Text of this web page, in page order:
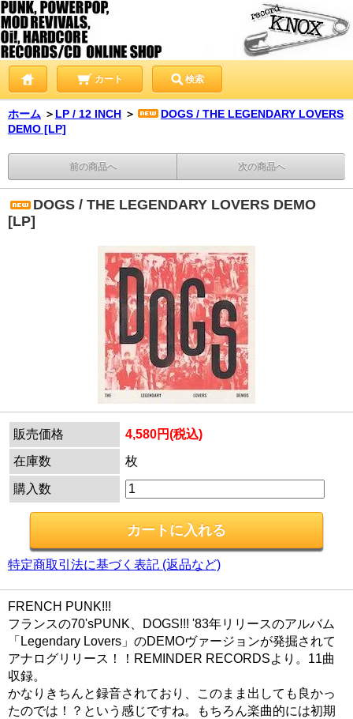
カート 検索
ホーム ＞ LP / 12 INCH ＞
DOGS / THE LEGENDARY LOVERS
DEMO [LP]
前の商品へ 次の商品へ
DOGS / THE LEGENDARY LOVERS DEMO
[LP]
販売価格
4,580円(税込)
在庫数
枚
購入数
特定商取引法に基づく表記 (返品など)
FRENCH PUNK!!!
フランスの70'sPUNK、DOGS!!! '83年リリースのアルバム
「Legendary Lovers」のDEMOヴァージョンが発掘されて
アナログリリース！！REMINDER RECORDSより。11曲
収録。
かなりきちんと録音されており、このまま出しても良かっ
たのでは！？という感じですね。もちろん楽曲的には初期